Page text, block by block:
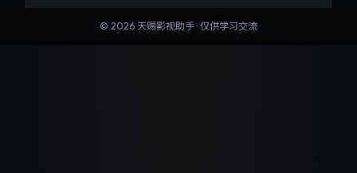
© 2026 天赐影视助手 · 仅供学习交流